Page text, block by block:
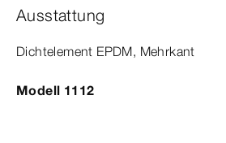
Ausstattung
Dicht­element EPDM, Mehrkant
Modell 1112